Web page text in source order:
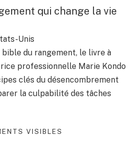
qui change la vie
Unis
du rangement, le livre à
professionnelle Marie Kondo
clés du désencombrement
la culpabilité des tâches
VISIBLES